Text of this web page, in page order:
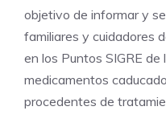
objetivo de informar y
familiares y cuidadores
en los Puntos SIGRE de
medicamentos
procedentes de